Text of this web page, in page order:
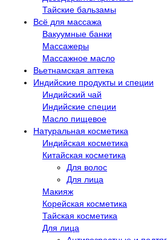
Тайские бальзамы
Всё для массажа
Вакуумные банки
Массажеры
Массажное масло
Вьетнамская аптека
Индийские продукты и специи
Индийский чай
Индийские специи
Масло пищевое
Натуральная косметика
Индийская косметика
Китайская косметика
Для волос
Для лица
Макияж
Корейская косметика
Тайская косметика
Для лица